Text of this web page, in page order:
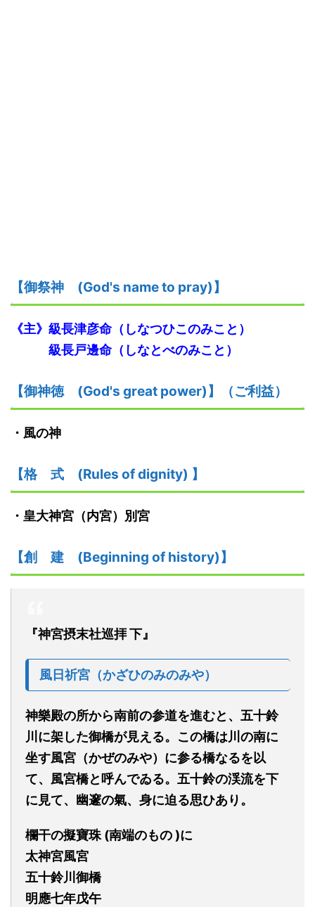
【御祭神 (God's name to pray)】
《主》級長津彦命（しなつひこのみこと）
級長戸邊命（しなとべのみこと）
【御神徳 (God's great power)】 （ご利益）
・ 風の神
【格 式 (Rules of dignity) 】
・ 皇大神宮（内宮）別宮
【創 建 (Beginning of history)】
『神宮摂末社巡拝 下』
風日祈宮（かざひのみのみや）
神樂殿の所から南前の参道を進むと、 五十鈴
川に架した御橋が見える。 この橋は川の南に
坐す風宮 （かぜのみや） に参る橋なるを以
て、風宮橋と呼んでゐる。 五十鈴の渓流を下
に見て、幽邃の氣、身に迫る思ひあり。
欄干の擬寶珠 (南端のもの )に
太神宮風宮
五十鈴川御橋
明應七年戊午